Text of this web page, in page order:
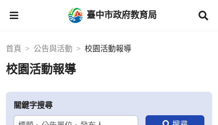
臺中市政府教育局
首頁 公告與活動 校園活動報導
校園活動報導
關鍵字搜尋